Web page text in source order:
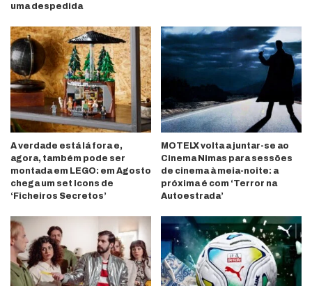
uma despedida
A verdade está lá fora e,
agora, também pode ser
montada em LEGO: em Agosto
chega um set Icons de
‘Ficheiros Secretos’
MOTELX volta a juntar-se ao
Cinema Nimas para sessões
de cinema à meia-noite: a
próxima é com ‘Terror na
Autoestrada’